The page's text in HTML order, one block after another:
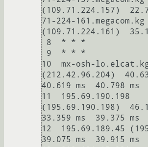
(109.71.224.157)
71-224-161.megacom.kg
(109.71.224.161)
10  mx-osh-
(212.42.96.204)
40.619 ms  40.798 ms
11  195.69.190.198
(195.69.190.198)
33.359 ms  39.375 ms
12  195.69.189.45
39.075 ms  39.915 ms